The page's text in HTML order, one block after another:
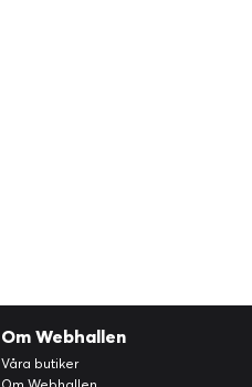
Om Webhallen
Våra butiker